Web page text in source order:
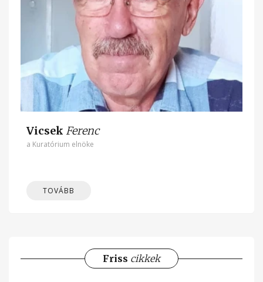
Vicsek Ferenc
a Kuratórium elnöke
TOVÁBB
Friss cikkek